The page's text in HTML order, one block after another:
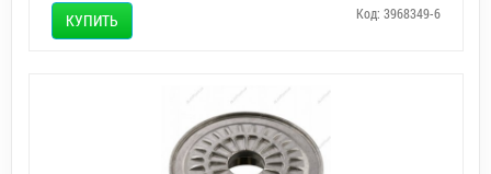
КУПИТЬ Код: 3968349-6